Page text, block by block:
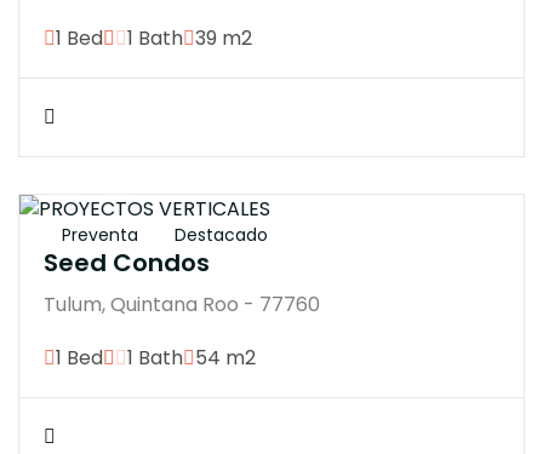
1 Bed
1 Bath 39 m2
Preventa Destacado
Seed Condos
Tulum, Quintana Roo - 77760
1 Bed
1 Bath 54 m2